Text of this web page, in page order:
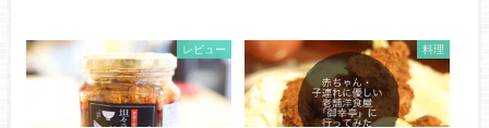
レビュー 料理